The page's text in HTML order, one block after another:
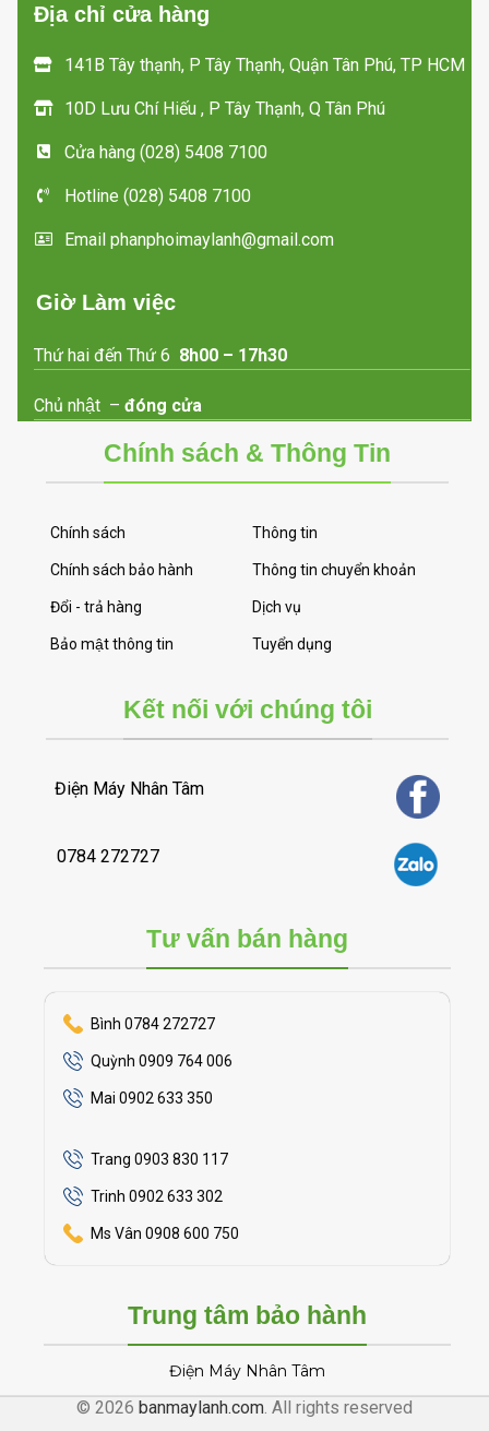
Địa chỉ cửa hàng
141B Tây thạnh, P Tây Thạnh, Quận Tân Phú, TP HCM
10D Lưu Chí Hiếu , P Tây Thạnh, Q Tân Phú
Cửa hàng (028) 5408 7100
Hotline (028) 5408 7100
Email phanphoimaylanh@gmail.com
Giờ Làm việc
Thứ hai đến Thứ 6 8h00 – 17h30
Chủ nhật –đóng cửa
Chính sách & Thông Tin
Chính sách
Chính sách bảo hành
Đổi - trả hàng
Bảo mật thông tin
Thông tin
Thông tin chuyển khoản
Dịch vụ
Tuyển dụng
Kết nối với chúng tôi
Điện Máy Nhân Tâm
0784 272727
Tư vấn bán hàng
Bình 0784 272727
Quỳnh 0909 764 006
Mai 0902 633 350
Trang 0903 830 117
Trinh 0902 633 302
Ms Vân 0908 600 750
Trung tâm bảo hành
Điện Máy Nhân Tâm
© 2026 banmaylanh.com . All rights reserved